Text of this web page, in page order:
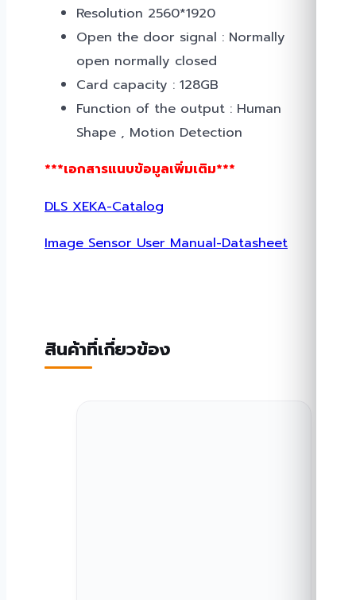
Resolution 2560*1920
Open the door signal : Normally
open normally closed
Card capacity : 128GB
Function of the output : Human
Shape , Motion Detection
***เอกสารแนบข้อมูลเพิ่มเติม***
DLS XEKA-Catalog
Image Sensor User Manual-Datasheet
สินค้าที่เกี่ยวข้อง